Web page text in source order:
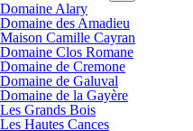
Domaine Alary
Domaine des Amadieu
Maison Camille Cayran
Domaine Clos Romane
Domaine de Cremone
Domaine de Galuval
Domaine de la Gayère
Les Grands Bois
Les Hautes Cances